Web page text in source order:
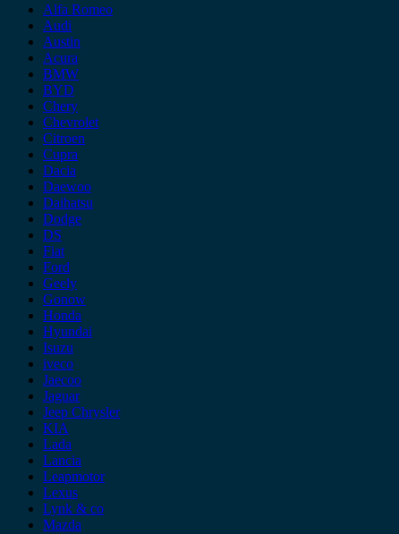
Alfa Romeo
Audi
Austin
Acura
BMW
BYD
Chery
Chevrolet
Citroen
Cupra
Dacia
Daewoo
Daihatsu
Dodge
DS
Fiat
Ford
Geely
Gonow
Honda
Hyundai
Isuzu
iveco
Jaecoo
Jaguar
Jeep Chrysler
KIA
Lada
Lancia
Leapmotor
Lexus
Lynk & co
Mazda